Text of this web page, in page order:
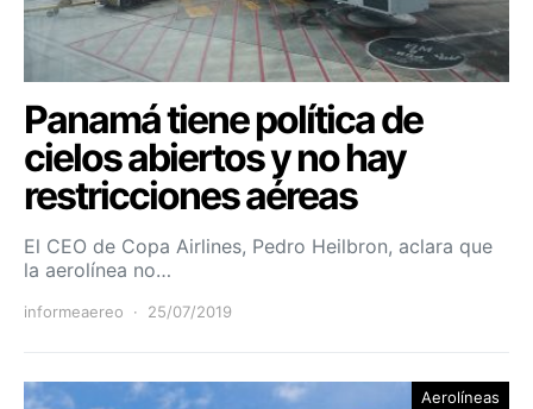
Panamá tiene política de
cielos abiertos y no hay
restricciones aéreas
El CEO de Copa Airlines, Pedro Heilbron, aclara que
la aerolínea no…
informeaereo 25/07/2019
Aerolíneas